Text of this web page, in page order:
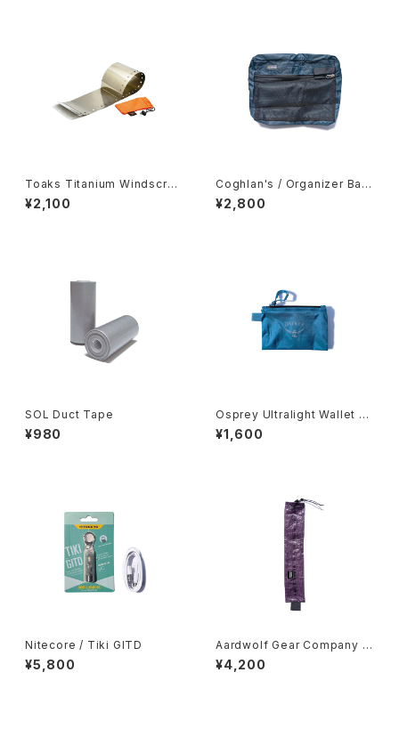
Toaks Titanium Windscree
n
¥2,100
Coghlan's / Organizer Bag
s -Medium-
¥2,800
SOL Duct Tape
¥980
Osprey Ultralight Wallet -
Waterfront Blue-
¥1,600
Nitecore / Tiki GITD
¥5,800
Aardwolf Gear Company /
Toothbrush Sleeve
¥4,200